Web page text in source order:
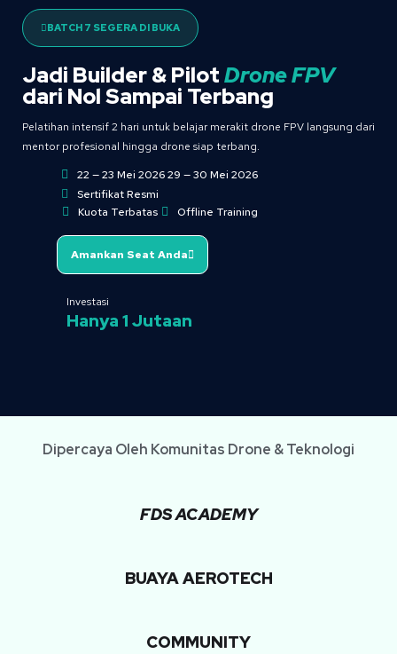
BATCH 7 SEGERA DI BUKA
Jadi Builder & PilotDrone FPV
dari Nol Sampai Terbang
Pelatihan intensif 2 hari untuk belajar merakit drone FPV langsung dari
mentor profesional hingga drone siap terbang.
22 — 23 Mei 2026 29 — 30 Mei 2026
Sertifikat Resmi
Kuota Terbatas
Offline Training
Amankan Seat Anda
Investasi
Hanya 1 Jutaan
Dipercaya Oleh Komunitas Drone & Teknologi
FDS ACADEMY
BUAYA AEROTECH
COMMUNITY